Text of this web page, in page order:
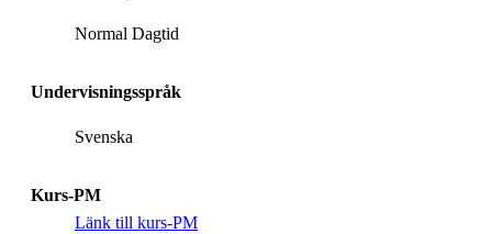
Normal Dagtid
Undervisningsspråk
Svenska
Kurs-PM
Länk till kurs-PM